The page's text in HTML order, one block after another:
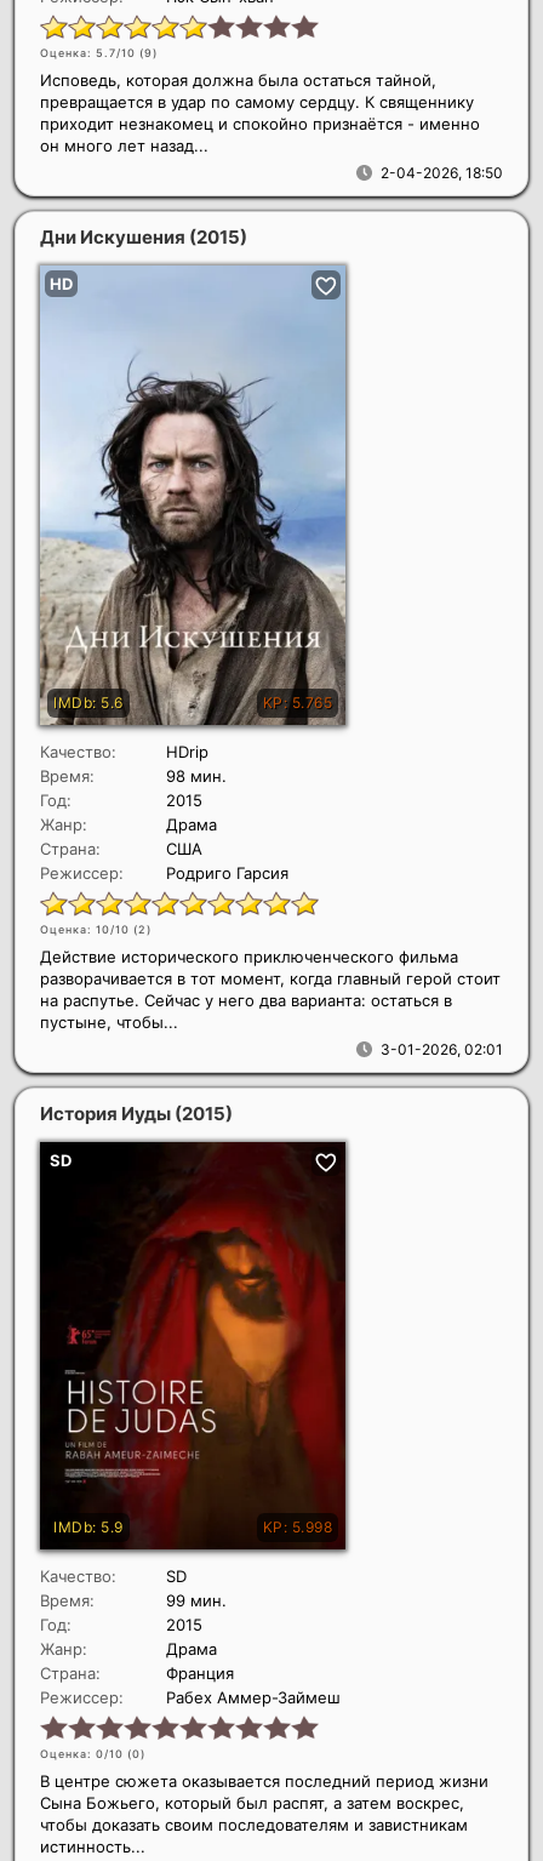
Оценка: 5.7/10 (9)
2-04-2026, 18:50
Исповедь, которая должна была остаться тайной,
превращается в удар по самому сердцу. К священнику
приходит незнакомец и спокойно признаётся - именно
он много лет назад...
Дни Искушения (2015)
Качество:
HDrip
Время:
98 мин.
Год:
2015
Жанр:
Драма
Страна:
США
Режиссер:
Родриго Гарсия
Оценка: 10/10 (2)
3-01-2026, 02:01
Действие исторического приключенческого фильма
разворачивается в тот момент, когда главный герой стоит
на распутье. Сейчас у него два варианта: остаться в
пустыне, чтобы...
История Иуды (2015)
Качество:
SD
Время:
99 мин.
Год:
2015
Жанр:
Драма
Страна:
Франция
Режиссер:
Рабех Аммер-Займеш
Оценка: 0/10 (0)
В центре сюжета оказывается последний период жизни
Сына Божьего, который был распят, а затем воскрес,
чтобы доказать своим последователям и завистникам
истинность...